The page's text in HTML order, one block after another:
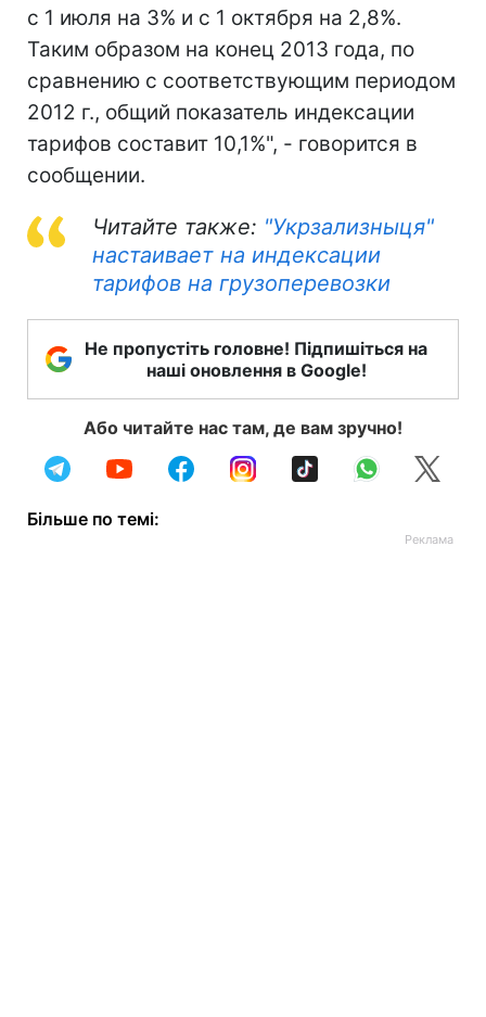
с 1 июля на 3% и с 1 октября на 2,8%.
Таким образом на конец 2013 года, по
сравнению с соответствующим периодом
2012 г., общий показатель индексации
тарифов составит 10,1%", - говорится в
сообщении.
Читайте также: "Укрзализныця"
настаивает на индексации
тарифов на грузоперевозки
Не пропустіть головне! Підпишіться на
наші оновлення в Google!
Або читайте нас там, де вам зручно!
Більше по темі: